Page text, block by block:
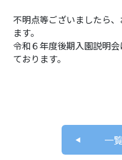
不明点等ございましたら
ます。
令和６年度後期入園説明
ております。
一